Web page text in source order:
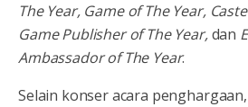
The Year, Game of The Year,
Game Publisher of The Year,dan
Ambassador of The Year.
Selain konser acara